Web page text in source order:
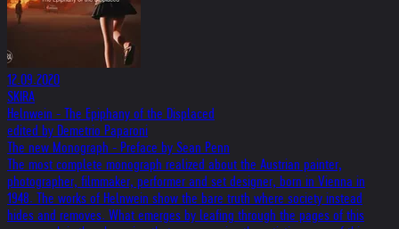
12.09.2020
SKIRA
Helnwein - The Epiphany of the Displaced
edited by Demetrio Paparoni
The new Monograph - Preface by Sean Penn
The most complete monograph realized about the Austrian painter,
photographer, filmmaker, performer and set designer, born in Vienna in
1948. The works of Helnwein show the bare truth where society instead
hides and removes. What emerges by leafing through the pages of this